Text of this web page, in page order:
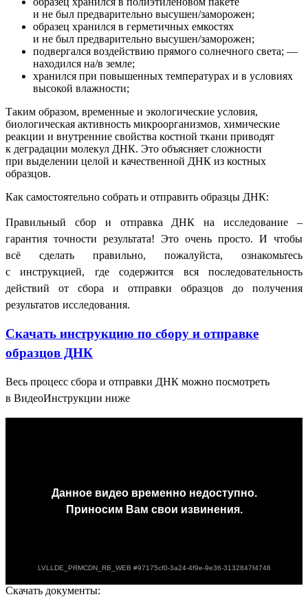
и не был предварительно высушен/заморожен;
образец хранился в герметичных емкостях
и не был предварительно высушен/заморожен;
подвергался воздействию прямого солнечного света; —
находился на/в земле;
хранился при повышенных температурах и в условиях
высокой влажности;
Таким образом, временные и экологические условия,
биологическая активность микроорганизмов, химические
реакции и внутренние свойства костной ткани приводят
к деградации молекул ДНК. Это объясняет сложности
при выделении целой и качественной ДНК из костных
образцов.
Как самостоятельно собрать и отправить образцы ДНК:
Правильный сбор и отправка ДНК на исследование –
гарантия точности результата! Это очень просто. И чтобы
всё сделать правильно, пожалуйста, ознакомьтесь
синструкцией, где содержится вся последовательность
действий от сбора и отправки образцов до получения
результатов исследования.
Скачать инструкцию по сбору и отправке
образцов ДНК
Весь процесс сбора и отправки ДНК можно посмотреть
в ВидеоИнструкции ниже
Скачать документы: